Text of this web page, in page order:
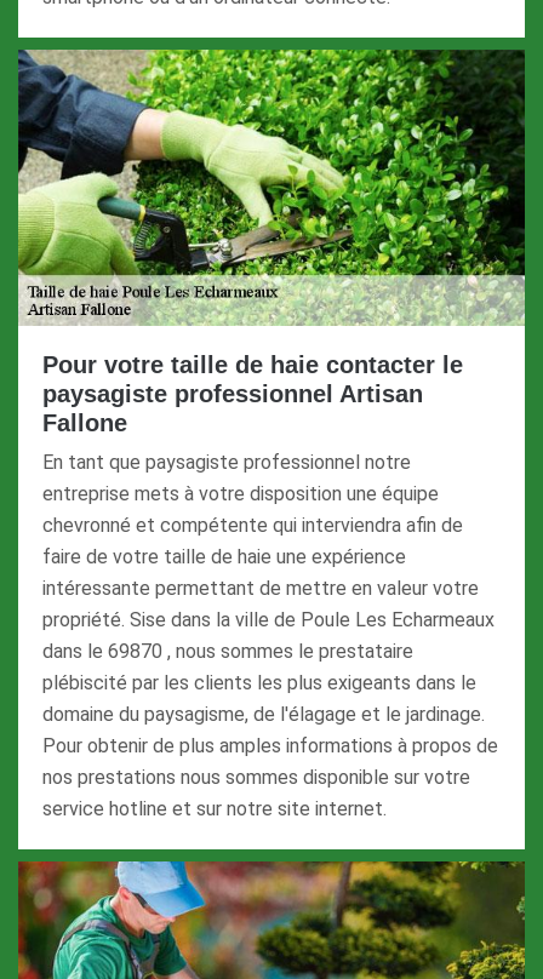
Pour votre taille de haie contacter le
paysagiste professionnel Artisan
Fallone
En tant que paysagiste professionnel notre
entreprise mets à votre disposition une équipe
chevronné et compétente qui interviendra afin de
faire de votre taille de haie une expérience
intéressante permettant de mettre en valeur votre
propriété. Sise dans la ville de Poule Les Echarmeaux
dans le 69870 , nous sommes le prestataire
plébiscité par les clients les plus exigeants dans le
domaine du paysagisme, de l'élagage et le jardinage.
Pour obtenir de plus amples informations à propos de
nos prestations nous sommes disponible sur votre
service hotline et sur notre site internet.